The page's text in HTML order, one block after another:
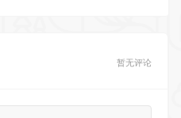
暂无评论